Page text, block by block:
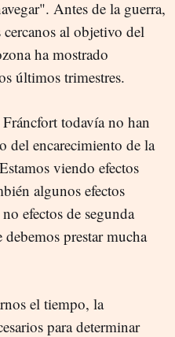
Antes de la guerra,
al objetivo del
ha mostrado
últimos trimestres.
todavía no han
del encarecimiento de la
viendo efectos
algunos efectos
efectos de segunda
prestar mucha
el tiempo, la
para determinar